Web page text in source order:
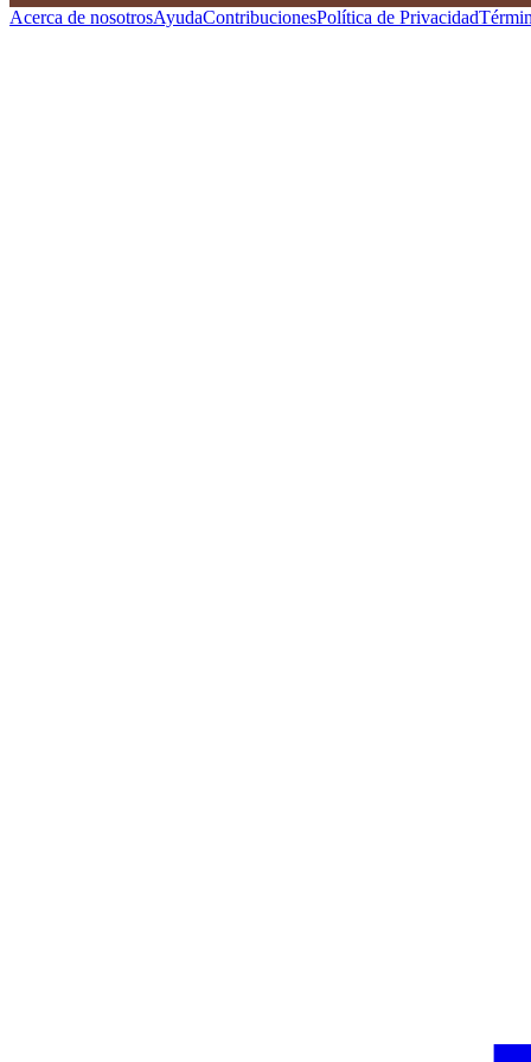
Acerca de nosotrosAyudaContribucionesPolítica de Privacidad